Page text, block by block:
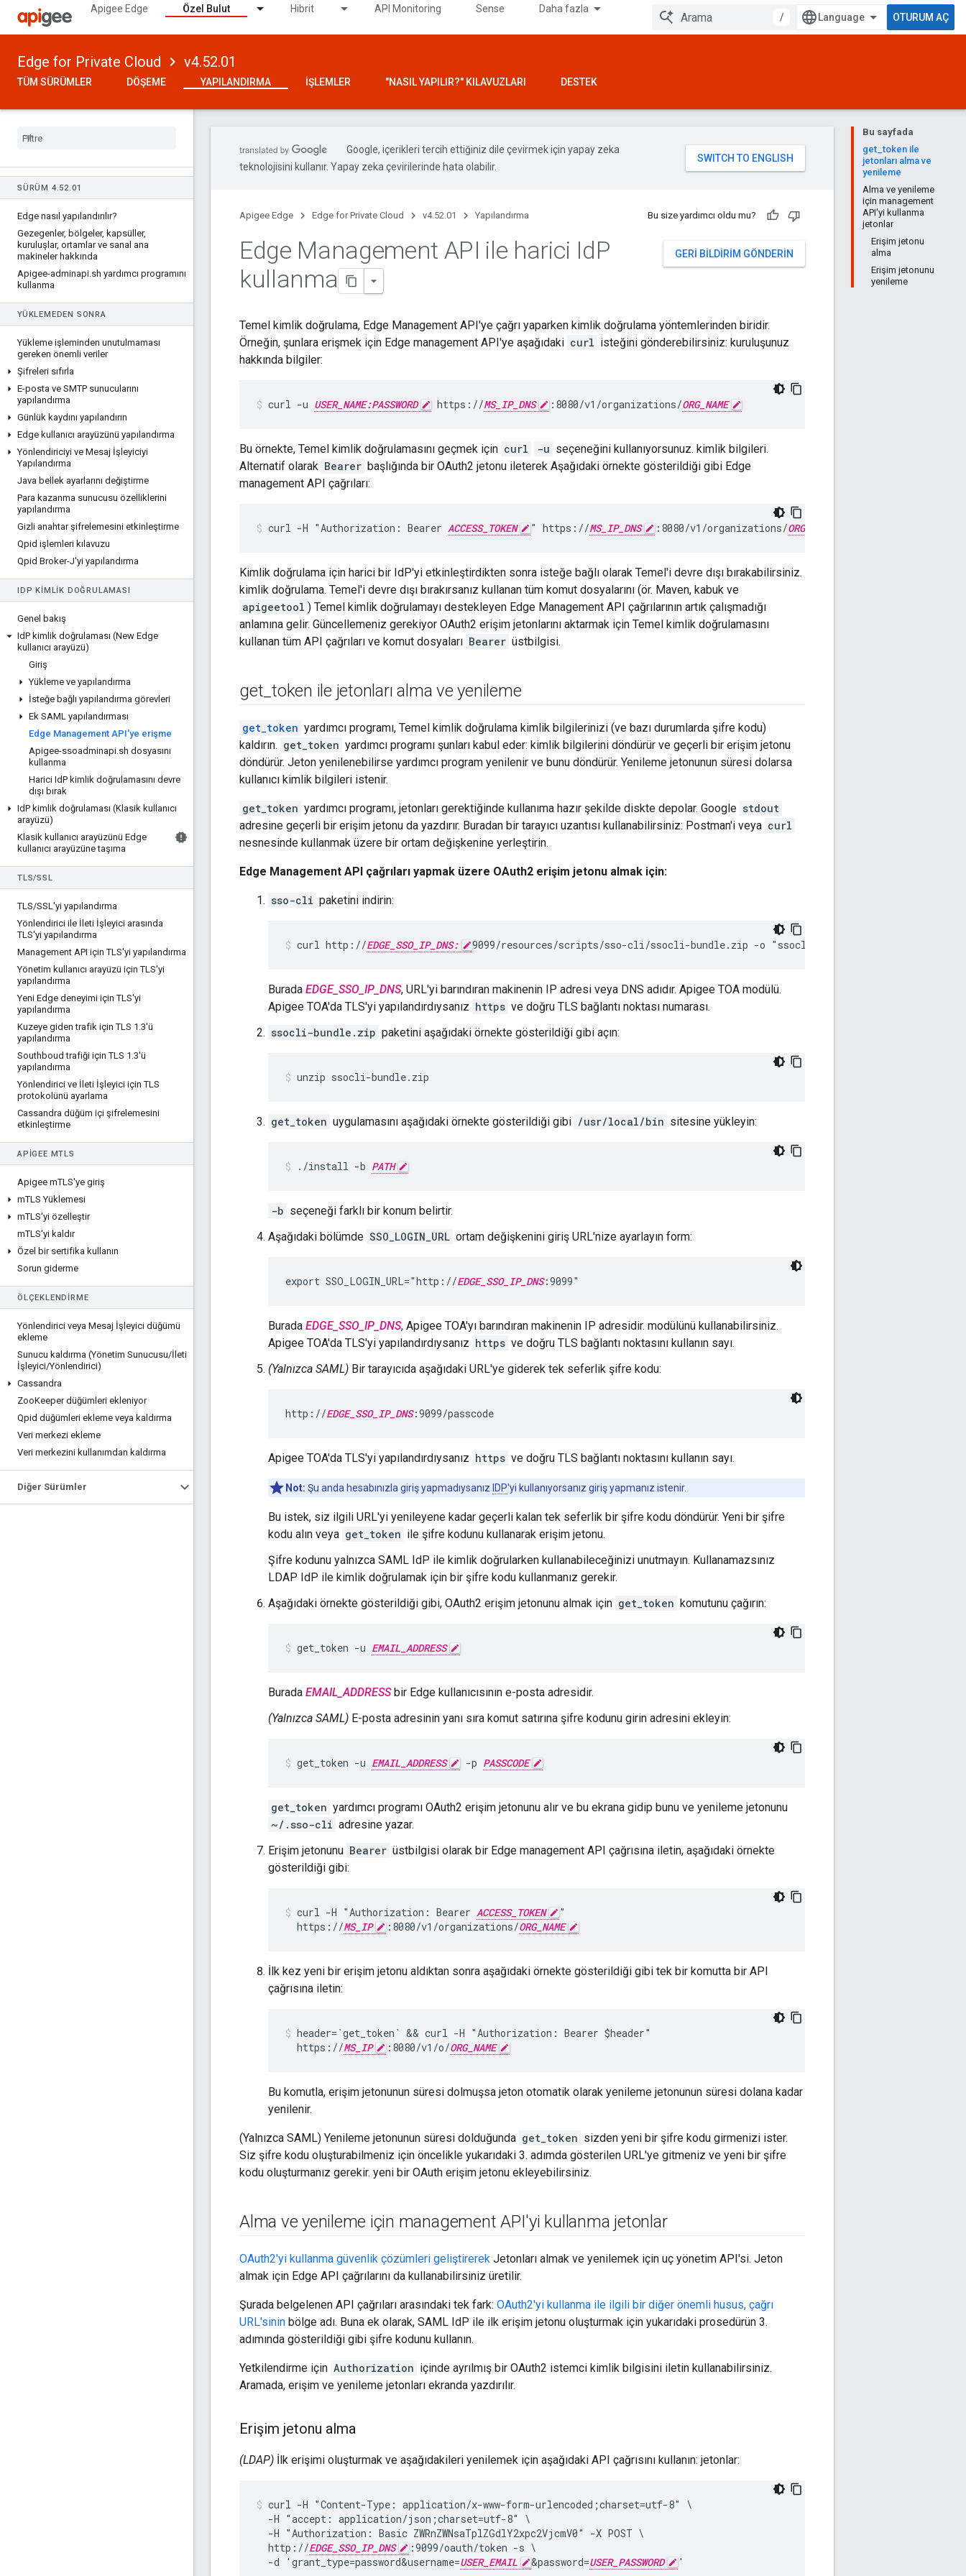
Apigee Edge Özel Bulut Hibrit API Monitoring Sense Daha fazla
/ OTURUM AÇ
Edge for Private Cloud v4.52.01
TÜM SÜRÜMLER DÖŞEME YAPILANDIRMA İŞLEMLER "NASIL YAPILIR?" KILAVUZLARI DESTEK
SÜRÜM 4.52.01
Edge nasıl yapılandırılır?
Gezegenler, bölgeler, kapsüller,
kuruluşlar, ortamlar ve sanal ana
makineler hakkında
Apigee-adminapi.sh yardımcı programını
kullanma
YÜKLEMEDEN SONRA
Yükleme işleminden unutulmaması
gereken önemli veriler
Şifreleri sıfırla
E-posta ve SMTP sunucularını
yapılandırma
Günlük kaydını yapılandırın
Edge kullanıcı arayüzünü yapılandırma
Yönlendiriciyi ve Mesaj İşleyiciyi
Yapılandırma
Java bellek ayarlarını değiştirme
Para kazanma sunucusu özelliklerini
yapılandırma
Gizli anahtar şifrelemesini etkinleştirme
Qpid işlemleri kılavuzu
Qpid Broker-J'yi yapılandırma
IDP KIMLIK DOĞRULAMASI
Genel bakış
IdP kimlik doğrulaması (New Edge
kullanıcı arayüzü)
Giriş
Yükleme ve yapılandırma
İsteğe bağlı yapılandırma görevleri
Ek SAML yapılandırması
Edge Management API'ye erişme
Apigee-ssoadminapi.sh dosyasını
kullanma
Harici IdP kimlik doğrulamasını devre
dışı bırak
IdP kimlik doğrulaması (Klasik kullanıcı
arayüzü)
Klasik kullanıcı arayüzünü Edge
kullanıcı arayüzüne taşıma
TLS/SSL
TLS/SSL'yi yapılandırma
Yönlendirici ile İleti İşleyici arasında
TLS'yi yapılandırma
Management API için TLS'yi yapılandırma
Yönetim kullanıcı arayüzü için TLS'yi
yapılandırma
Yeni Edge deneyimi için TLS'yi
yapılandırma
Kuzeye giden trafik için TLS 1 .3'ü
yapılandırma
Southboud trafiği için TLS 1 .3'ü
yapılandırma
Yönlendirici ve İleti İşleyici için TLS
protokolünü ayarlama
Cassandra düğüm içi şifrelemesini
etkinleştirme
APIGEE MTLS
Apigee mTLS'ye giriş
mTLS Yüklemesi
mTLS'yi özelleştir
mTLS'yi kaldır
Özel bir sertifika kullanın
Sorun giderme
ÖLÇEKLENDIRME
Yönlendirici veya Mesaj İşleyici düğümü
ekleme
Sunucu kaldırma (Yönetim Sunucusu/İleti
İşleyici/Yönlendirici)
Cassandra
ZooKeeper düğümleri ekleniyor
Qpid düğümleri ekleme veya kaldırma
Veri merkezi ekleme
Veri merkezini kullanımdan kaldırma
Diğer Sürümler
Bu sayfada
get_token ile
jetonları alma ve
yenileme
Alma ve yenileme
için management
API'yi kullanma
jetonlar
Erişim jetonu
alma
Erişim jetonunu
yenileme
Google, içerikleri tercih ettiğiniz dile çevirmek için yapay zeka
teknolojisini kullanır. Yapay zeka çevirilerinde hata olabilir.
Apigee Edge Edge for Private Cloud v4.52.01 Yapılandırma Bu size yardımcı oldu mu?
GERI BILDIRIM GÖNDERIN
Edge Management API ile harici IdP
kullanma
Temel kimlik doğrulama, Edge Management API'ye çağrı yaparken kimlik doğrulama yöntemlerinden biridir.
Örneğin, şunlara erişmek için Edge management API'ye aşağıdaki curl isteğini gönderebilirsiniz: kuruluşunuz
hakkında bilgiler:
curl -u USER_NAME:PASSWORD https://MS_IP_DNS :8080/v1/organizations/ORG_NAME
Bu örnekte, Temel kimlik doğrulamasını geçmek için curl -u seçeneğini kullanıyorsunuz. kimlik bilgileri.
Alternatif olarak Bearer başlığında bir OAuth2 jetonu ileterek Aşağıdaki örnekte gösterildiği gibi Edge
management API çağrıları:
curl -H "Authorization: Bearer ACCESS_TOKEN " https://MS_IP_DNS :8080/v1/organizations/ORG_NAME
Kimlik doğrulama için harici bir IdP'yi etkinleştirdikten sonra isteğe bağlı olarak Temel'i devre dışı bırakabilirsiniz.
kimlik doğrulama. Temel'i devre dışı bırakırsanız kullanan tüm komut dosyalarını (ör. Maven, kabuk ve
apigeetool ) Temel kimlik doğrulamayı destekleyen Edge Management API çağrılarının artık çalışmadığı
anlamına gelir. Güncellemeniz gerekiyor OAuth2 erişim jetonlarını aktarmak için Temel kimlik doğrulamasını
kullanan tüm API çağrıları ve komut dosyaları Bearer üstbilgisi.
get _token ile jetonları alma ve yenileme
get_token yardımcı programı, Temel kimlik doğrulama kimlik bilgilerinizi (ve bazı durumlarda şifre kodu)
kaldırın. get_token yardımcı programı şunları kabul eder: kimlik bilgilerini döndürür ve geçerli bir erişim jetonu
döndürür. Jeton yenilenebilirse yardımcı program yenilenir ve bunu döndürür. Yenileme jetonunun süresi dolarsa
kullanıcı kimlik bilgileri istenir.
get_token yardımcı programı, jetonları gerektiğinde kullanıma hazır şekilde diskte depolar. Google stdout
adresine geçerli bir erişim jetonu da yazdırır. Buradan bir tarayıcı uzantısı kullanabilirsiniz: Postman'i veya curl
nesnesinde kullanmak üzere bir ortam değişkenine yerleştirin.
Edge Management API çağrıları yapmak üzere OAuth2 erişim jetonu almak için:
sso-cli paketini indirin:
curl http://EDGE_SSO_IP_DNS: 9099/resources/scripts/sso-cli/ssocli-bundle.zip -o "ssocli-bundle.zip"
Burada EDGE_SSO_IP_DNS, URL'yi barındıran makinenin IP adresi veya DNS adıdır. Apigee TOA modülü.
Apigee TOA'da TLS'yi yapılandırdıysanız https ve doğru TLS bağlantı noktası numarası.
ssocli-bundle.zip paketini aşağıdaki örnekte gösterildiği gibi açın:
unzip ssocli-bundle.zip
get_token uygulamasını aşağıdaki örnekte gösterildiği gibi /usr/local/bin sitesine yükleyin:
./install -b PATH
-b seçeneği farklı bir konum belirtir.
Aşağıdaki bölümde SSO_LOGIN_URL ortam değişkenini giriş URL'nize ayarlayın form:
export SSO_LOGIN_URL="http://EDGE_SSO_IP_DNS:9099"
Burada EDGE_SSO_IP_DNS, Apigee TOA'yı barındıran makinenin IP adresidir. modülünü kullanabilirsiniz.
Apigee TOA'da TLS'yi yapılandırdıysanız https ve doğru TLS bağlantı noktasını kullanın sayı.
(Yalnızca SAML) Bir tarayıcıda aşağıdaki URL'ye giderek tek seferlik şifre kodu:
http://EDGE_SSO_IP_DNS:9099/passcode
Apigee TOA'da TLS'yi yapılandırdıysanız https ve doğru TLS bağlantı noktasını kullanın sayı.
Not: Şu anda hesabınızla giriş yapmadıysanız IDP'yi kullanıyorsanız giriş yapmanız istenir.
Bu istek, siz ilgili URL'yi yenileyene kadar geçerli kalan tek seferlik bir şifre kodu döndürür. Yeni bir şifre
kodu alın veya get_token ile şifre kodunu kullanarak erişim jetonu.
Şifre kodunu yalnızca SAML IdP ile kimlik doğrularken kullanabileceğinizi unutmayın. Kullanamazsınız
LDAP IdP ile kimlik doğrulamak için bir şifre kodu kullanmanız gerekir.
Aşağıdaki örnekte gösterildiği gibi, OAuth2 erişim jetonunu almak için get_token komutunu çağırın:
get_token -u EMAIL_ADDRESS
Burada EMAIL_ADDRESSbir Edge kullanıcısının e-posta adresidir.
(Yalnızca SAML) E-posta adresinin yanı sıra komut satırına şifre kodunu girin adresini ekleyin:
get_token -u EMAIL_ADDRESS -p PASSCODE
get_token yardımcı programı OAuth2 erişim jetonunu alır ve bu ekrana gidip bunu ve yenileme jetonunu
~/.sso-cli adresine yazar.
Erişim jetonunu Bearer üstbilgisi olarak bir Edge management API çağrısına iletin, aşağıdaki örnekte
gösterildiği gibi:
curl -H "Authorization: Bearer ACCESS_TOKEN
"
  https://
MS_IP :8080/v1/organizations/ORG_NAME
İlk kez yeni bir erişim jetonu aldıktan sonra aşağıdaki örnekte gösterildiği gibi tek bir komutta bir API
çağrısına iletin:
header=`get_token` && curl -H "Authorization: Bearer $header"
  https://
MS_IP :8080/v1/o/ORG_NAME
Bu komutla, erişim jetonunun süresi dolmuşsa jeton otomatik olarak yenileme jetonunun süresi dolana kadar
yenilenir.
(Yalnızca SAML) Yenileme jetonunun süresi dolduğunda get_token sizden yeni bir şifre kodu girmenizi ister.
Siz şifre kodu oluşturabilmeniz için öncelikle yukarıdaki 3. adımda gösterilen URL'ye gitmeniz ve yeni bir şifre
kodu oluşturmanız gerekir. yeni bir OAuth erişim jetonu ekleyebilirsiniz.
Alma ve yenileme için management API'yi kullanma jetonlar
OAuth2'yi kullanma güvenlik çözümleri geliştirerek Jetonları almak ve yenilemek için uç yönetim API'si. Jeton
almak için Edge API çağrılarını da kullanabilirsiniz üretilir.
Şurada belgelenen API çağrıları arasındaki tek fark: OAuth2'yi kullanma ile ilgili bir diğer önemli husus, çağrı
URL'sinin bölge adı. Buna ek olarak, SAML IdP ile ilk erişim jetonu oluşturmak için yukarıdaki prosedürün 3.
adımında gösterildiği gibi şifre kodunu kullanın.
Yetkilendirme için Authorization içinde ayrılmış bir OAuth2 istemci kimlik bilgisini iletin kullanabilirsiniz.
Aramada, erişim ve yenileme jetonları ekranda yazdırılır.
Erişim jetonu alma
(LDAP) İlk erişimi oluşturmak ve aşağıdakileri yenilemek için aşağıdaki API çağrısını kullanın: jetonlar:
curl -H "Content-Type: application/x-www-form-urlencoded;charset=utf-8" \
  -H "accept: application/json;charset=utf-8" \
  -H "Authorization: Basic ZWRnZWNsaTplZGdlY2xpc2VjcmV0" -X POST \
  http://
EDGE_SSO_IP_DNS
:9099/oauth/token -s \
  -d 'grant_type=password&username=
USER_EMAIL &password=USER_PASSWORD